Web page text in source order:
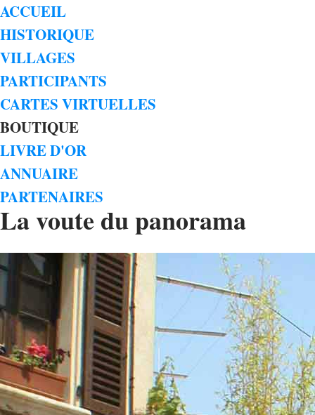
ACCUEIL
HISTORIQUE
VILLAGES
PARTICIPANTS
CARTES VIRTUELLES
BOUTIQUE
LIVRE D'OR
ANNUAIRE
PARTENAIRES
La voute du panorama